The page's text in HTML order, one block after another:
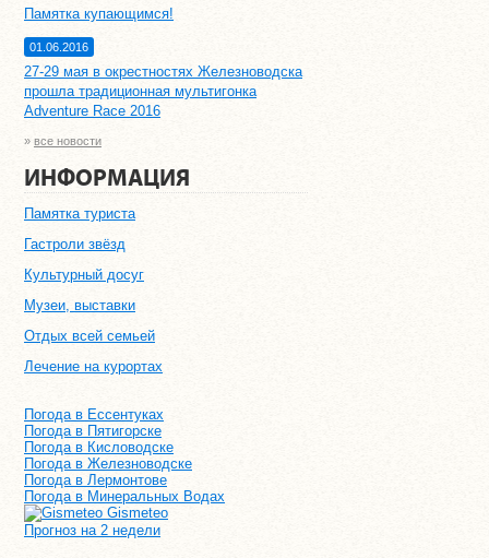
Памятка купающимся!
01.06.2016
27-29 мая в окрестностях Железноводска
прошла традиционная мультигонка
Adventure Race 2016
» все новости
ИНФОРМАЦИЯ
Памятка туриста
Гастроли звёзд
Культурный досуг
Музеи, выставки
Отдых всей семьей
Лечение на курортах
Погода в Ессентуках
Погода в Пятигорске
Погода в Кисловодске
Погода в Железноводске
Погода в Лермонтове
Погода в Минеральных Водах
Gismeteo
Прогноз на 2 недели